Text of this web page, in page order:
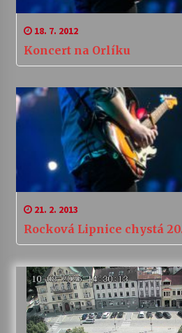
18. 7. 2012
Koncert na Orlíku
21. 2. 2013
Rocková Lipnice chystá